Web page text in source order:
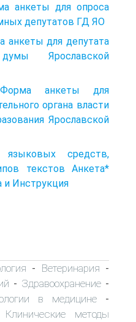
анкеты для опроса
депутатов ГД ЯО
анкеты для депутата
думы Ярославской
анкеты для
органа власти
Ярославской
языковых средств,
текстов Анкета*
и Инструкция
- Ветеринария -
- Здравоохранение -
в медицине -
Клинические методы